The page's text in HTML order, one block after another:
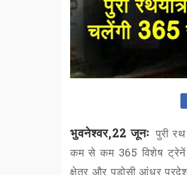
भुवनेश्वर,22 जूनः पुरी
कम से कम 365 विशेष
क्षेत्र और पड़ोसी आंध्र